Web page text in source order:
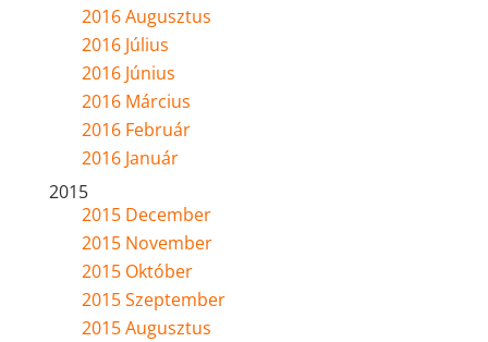
2016 Augusztus
2016 Július
2016 Június
2016 Március
2016 Február
2016 Január
2015
2015 December
2015 November
2015 Október
2015 Szeptember
2015 Augusztus